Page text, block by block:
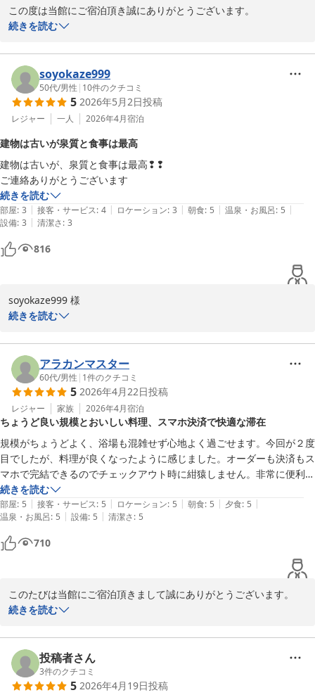
この度は当館にご宿泊頂き誠にありがとうございます。
お気に召して頂けまして大変嬉しく思います
の注意を払いまして維持をして参ります。
また機会がございましたら、再度当館をご利用頂けましたら幸いで
ございます。
従業員一同、お待ち申し上げております。
ゆとりろ別府　宗像
別府温泉 和モダン湯宿 ゆとりろ別府
2026-05-01
続きを読む
soyokaze999
50代/男性 | 10件のクチコミ
5 2026年5月2日投稿
レジャー 一人 2026年4月宿泊
建物は古いが泉質と食事は最高
建物は古いが、泉質と食事は最高❢❢
ご連絡ありがとうございます
続きを読む
部屋: 3 | 接客・サービス: 4 | ロケーション: 3 | 朝食: 5 | 温泉・お風呂: 5 |
設備: 3 | 清潔さ: 3
816
soyokaze999 様
がたい評価を賜り恐縮でございます。
これからもより良いサービスをご提供できますよう一同精進して参
ります。
皆様のまたのお帰りを心よりお待ち申し上げております。
ゆとりろ別府　宗像
別府温泉 和モダン湯宿 ゆとりろ別府
2026-05-03
続きを読む
アラカンマスター
60代/男性 | 1件のクチコミ
5 2026年4月22日投稿
レジャー 家族 2026年4月宿泊
ちょうど良い規模とおいしい料理、スマホ決済で快適な滞在
規模がちょうどよく、浴場も混雑せず心地よく過ごせます。今回が２度
目でしたが、料理が良くなったように感じました。オーダーも決済もス
マホで完結できるのでチェックアウト時に紺猿しません。非常に便利で
す。また利用します。
続きを読む
部屋: 5 | 接客・サービス: 5 | ロケーション: 5 | 朝食: 5 | 夕食: 5 |
温泉・お風呂: 5 | 設備: 5 | 清潔さ: 5
710
このたびは当館にご宿泊頂きまして誠にありがとうございます。
当館のスタッフへも高く評価して頂きありがとうございます。当日
の励みにさせて頂きます。
今後ともお客様により満足して頂けるような施設づくりを目指し
て、サービス向上に努めて参ります。
お客様のまたのご利用を心からお待ち申し上げます。
続きを読む
投稿者さん
3件のクチコミ
5 2026年4月19日投稿